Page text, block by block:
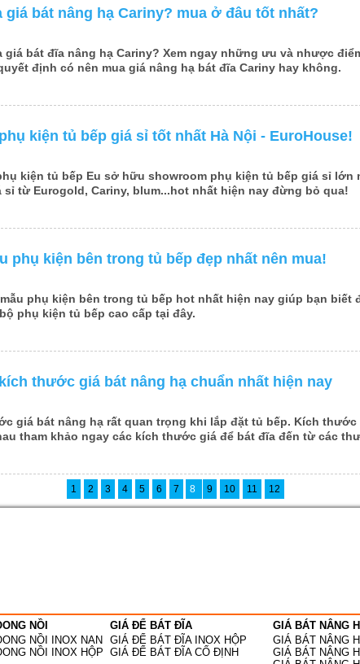
giá bát nâng hạ Cariny? mua ở đâu tốt nhất?
giá bát đĩa nâng hạ Cariny? Xem ngay những ưu và nhược
định có nên mua giá nâng hạ bát đĩa Cariny hay không.
kiện tủ bếp giá sỉ tốt nhất Hà Nội - EuroHouse!
kiện tủ bếp Eu sở hữu showroom phụ kiện tủ bếp giá sỉ lớn
sỉ từ Eurogold, Cariny, blum...hot nhất hiện nay đừng bỏ qua!
phụ kiện bên trong tủ bếp đẹp nhất nên mua!
phụ kiện bên trong tủ bếp hot nhất hiện nay giúp bạn biết
phụ kiện tủ bếp cao cấp tại đây.
thước giá bát nâng hạ chuẩn nhất hiện nay
giá bát nâng hạ rất quan trọng khi lắp đặt tủ bếp. Kích
tham khảo ngay các kích thước giá để bát đĩa đến từ các
1 2 3 4 5 6 7 8 9 10 11 12
NỒI
NỒI INOX NAN
NỒI INOX HỘP
GIÁ ĐỂ BÁT ĐĨA
GIÁ ĐỂ BÁT ĐĨA INOX HỘP
GIÁ ĐỂ BÁT ĐĨA CỐ ĐỊNH
GIÁ BÁT NÂNG
GIÁ BÁT NÂNG
GIÁ BÁT NÂNG